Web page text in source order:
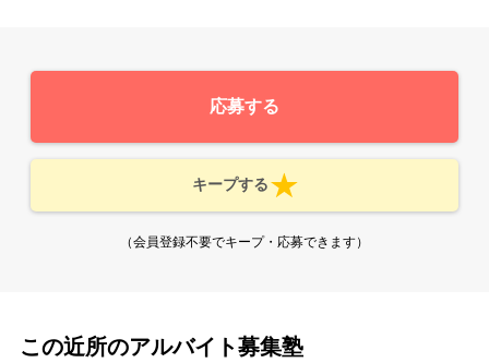
応募する
キープする
（会員登録不要でキープ・応募できます）
この近所のアルバイト募集塾